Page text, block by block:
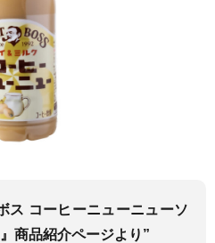
ス コーヒーニューニューソ
商品紹介ページより”